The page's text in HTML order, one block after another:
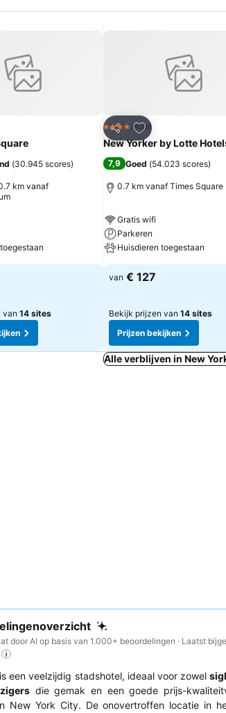
aan favorieten
(30.945 scores)
km vanaf
van 14 sites
Delen
Toevoegen aan
4 SterrenHotel
New Yorker by Lotte
7,9 Goed (54.023 scores)
0.7 km vanaf Times Square
Gratis wifi
Parkeren
Huisdieren toegestaan
van € 127
Bekijk prijzen van 14 sites
Prijzen bekijken
Alle verblijven in New
door AI op basis van 1.000+ beoordelingen · Laatst
een veelzijdig stadshotel, ideaal voor zowel
die gemak en een goede prijs-
New York City. De onovertroffen locatie in